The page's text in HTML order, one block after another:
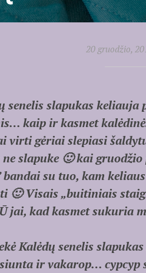
20 gruodžio,
senelis slapukas
kaip ir kasmet
virti gėriai slepiasi
slapuke 🙂 kai
su tuo, kam
🙂 Visais „buitiniais
jai, kad kasmet sukuria
Kalėdų senelis
ir vakarop… cypcyp